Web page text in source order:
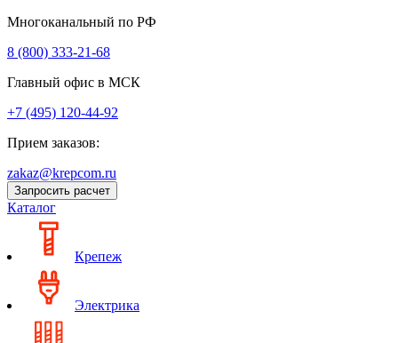
Многоканальный по РФ
8 (800) 333‑21-68
Главный офис в МСК
+7 (495) 120-44-92
Прием заказов:
zakaz@krepcom.ru
Запросить расчет
Каталог
Крепеж
Электрика